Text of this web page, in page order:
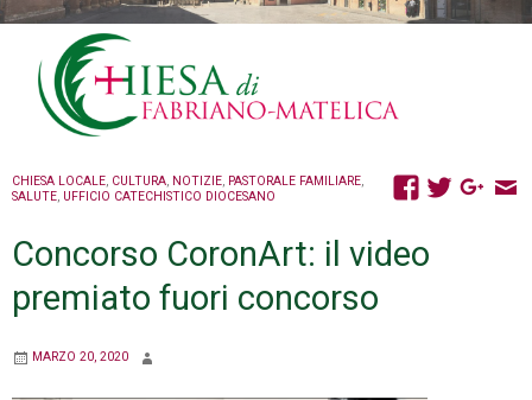
CHIESA LOCALE, CULTURA, NOTIZIE, PASTORALE FAMILIARE,
SALUTE, UFFICIO CATECHISTICO DIOCESANO
Concorso CoronArt: il video
premiato fuori concorso
MARZO 20, 2020